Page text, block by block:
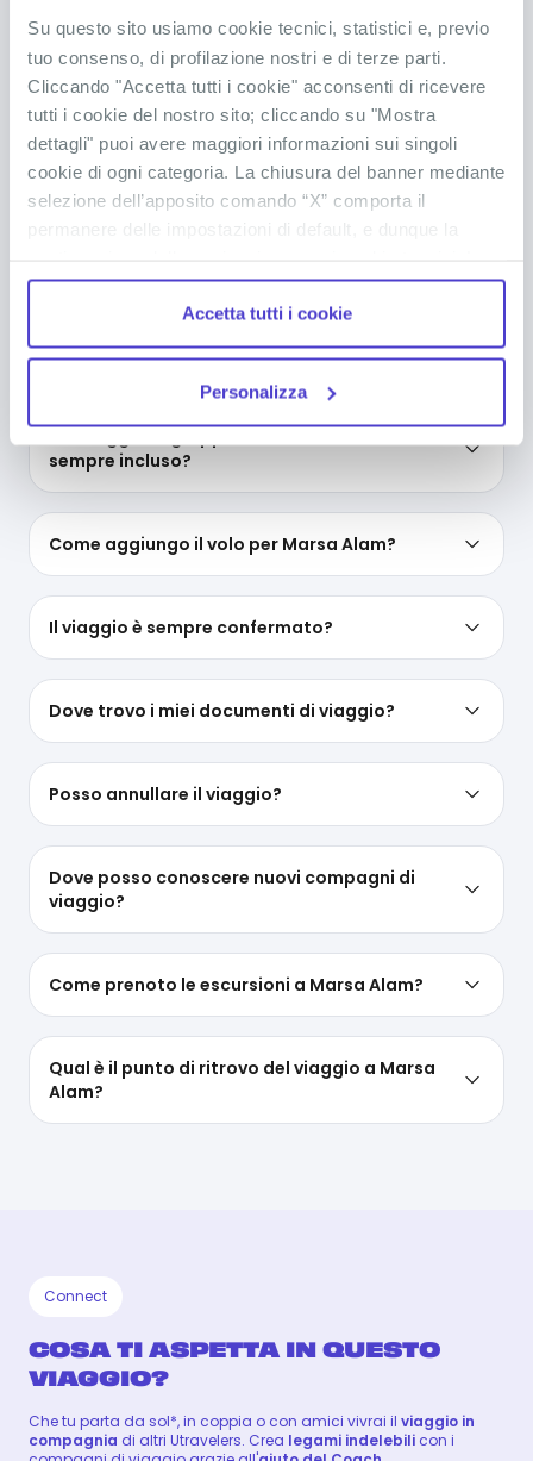
Su questo sito usiamo cookie tecnici, statistici e, previo
tuo consenso, di profilazione nostri e di terze parti.
Cliccando "Accetta tutti i cookie" acconsenti di ricevere
tutti i cookie del nostro sito; cliccando su "Mostra
dettagli" puoi avere maggiori informazioni sui singoli
cookie di ogni categoria. La chiusura del banner mediante
selezione dell’apposito comando “X” comporta il
permanere delle impostazioni di default, e dunque la
casella dei cookie statistici è già selezionata poiché, non
permettendo la diretta individuazione dell’interessato (cd.
single out), i relativi cookie sono equiparati ai tecnici, ma
deselezionando la relativa casella. Se vuoi maggiori
informazioni sul funzionamento dei cookie attivi sul
sito clicca qui.
Accetta tutti i cookie
Personalizza
Quali documenti servono per viaggiare a
Marsa Alam
Servono vaccini o precauzioni mediche
particolari per viaggiare a Marsa Alam?
Dove si trova Marsa Alam?
sempre incluso?
Come aggiungo il volo per Marsa Alam?
Il viaggio è sempre confermato?
Dove trovo i miei documenti di viaggio?
Posso annullare il viaggio?
Dove posso conoscere nuovi compagni di
viaggio?
Come prenoto le escursioni a Marsa Alam?
Qual è il punto di ritrovo del viaggio a Marsa
Alam?
Connect
COSA TI ASPETTA IN QUESTO
VIAGGIO?
Che tu parta da sol*, in coppia o con amici vivrai il viaggio in
compagnia di altri Utravelers. Crea legami indelebili con i